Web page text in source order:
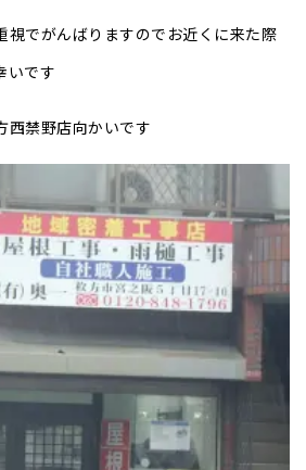
視でがんばりますのでお近くに来た際
いです
西禁野店向かいです